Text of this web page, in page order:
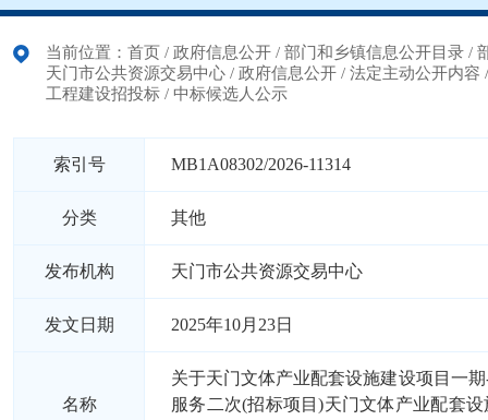
当前位置： 首页 / 政府信息公开 / 部门和乡镇信息公开目录 /
天门市公共资源交易中心 / 政府信息公开 / 法定主动公开内容
工程建设招投标 / 中标候选人公示
索引号 MB1A08302/2026-11314
分类 其他
发布机构 天门市公共资源交易中心
发文日期 2025年10月23日
名称
关于天门文体产业配套设施建设项目一
服务二次(招标项目)天门文体产业配套